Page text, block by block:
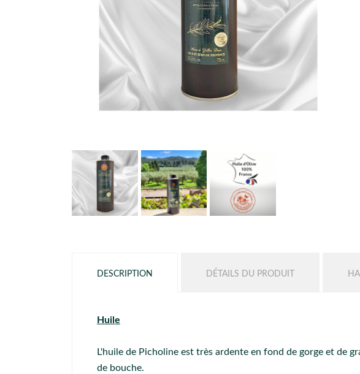
DESCRIPTION DÉTAILS DU PRODUIT
Huile
L'huile de Picholine est très ardente en fond de gorge et de
de bouche.